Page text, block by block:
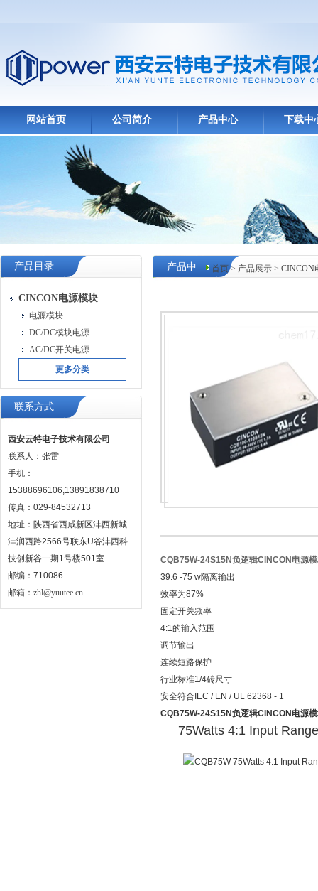
网站首页 公司简介 产品中心 下载中
产品目录
CINCON电源模块
电源模块
DC/DC模块电源
AC/DC开关电源
更多分类
联系方式
西安云特电子技术有限公司
联系人：张雷
手机：
15388696106,13891838710
传真：029-84532713
地址：陕西省西咸新区沣西新城
沣润西路2566号联东U谷沣西科
技创新谷一期1号楼501室
邮编：710086
邮箱： zhl@yuutee.cn
首页> 产品展示 > CINCON
产品中
CQB75W-24S15N负逻辑CINCON电源
39.6 -75 w隔离输出
效率为87%
固定开关频率
4:1的输入范围
调节输出
连续短路保护
行业标准1/4砖尺寸
安全符合IEC / EN / UL 62368 - 1
CQB75W-24S15N负逻辑CINCON电源
75Watts 4:1 Input